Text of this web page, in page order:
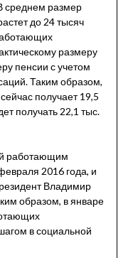
среднем размер
до 24 тысяч
размеру
пенсии с учетом
Таким образом,
получает 19,5
получать 22,1 тыс.
работающим
2016 года, и
Владимир
образом, в январе
в социальной